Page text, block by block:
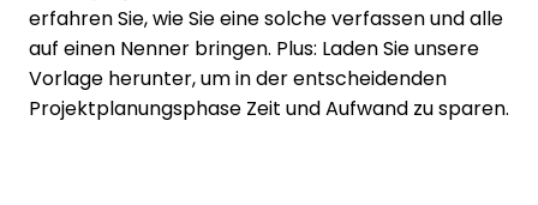
erfahren Sie, wie Sie eine solche verfassen und alle
auf einen Nenner bringen. Plus: Laden Sie unsere
Vorlage herunter, um in der entscheidenden
Projektplanungsphase Zeit und Aufwand zu sparen.